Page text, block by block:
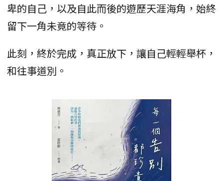
卑的自己，以及自此而後的遊歷天涯海角，始終
留下一角未竟的等待。
此刻，終於完成，真正放下，讓自己輕輕舉杯，
和往事道別。